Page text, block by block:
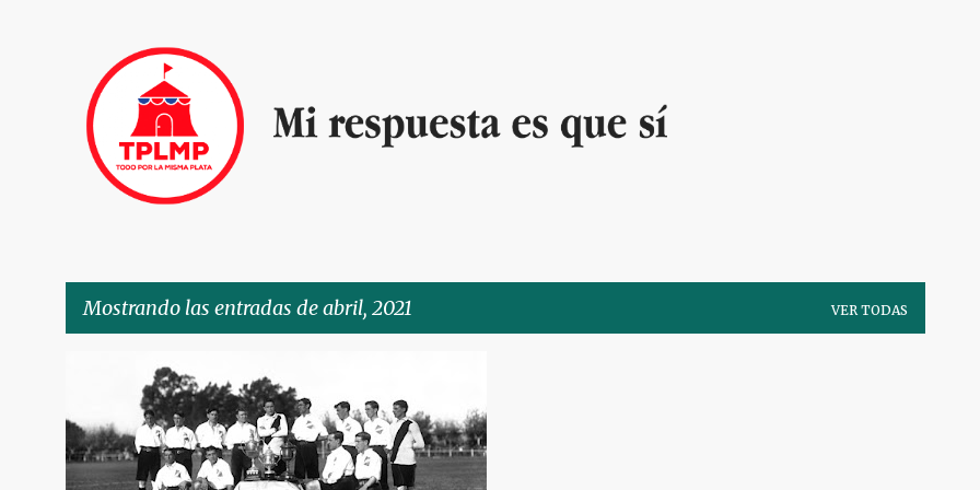
Mostrando las entradas de abril, 2021 VER TODAS
n
t
COQUETO ESCENARIO